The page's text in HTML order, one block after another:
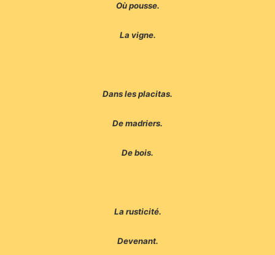
Où pousse.
La vigne.
Dans les placitas.
De madriers.
De bois.
La rusticité.
Devenant.